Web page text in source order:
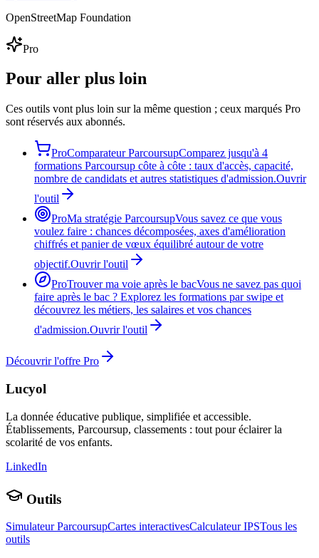
OpenStreetMap Foundation
Pro
Pour aller plus loin
Ces outils vont plus loin sur la même question ; ceux marqués Pro
sont réservés aux abonnés.
ProComparateur ParcoursupComparez jusqu'à 4
formations Parcoursup côte à côte : taux d'accès, capacité,
nombre de candidats et autres statistiques d'admission.Ouvrir
l'outil
ProMa stratégie ParcoursupVous savez ce que vous
voulez faire : chances décomposées, axes d'amélioration
chiffrés et panier de vœux équilibré autour de votre
objectif.Ouvrir l'outil
ProTrouver ma voie après le bacVous ne savez pas quoi
faire après le bac ? Explorez les formations par swipe et
découvrez les métiers, les salaires et vos chances
d'admission.Ouvrir l'outil
Découvrir l'offre Pro
Lucyol
La donnée éducative publique, simplifiée et accessible.
Établissements, Parcoursup, classements : tout pour éclairer la
scolarité de vos enfants.
LinkedIn
Outils
Simulateur ParcoursupCartes interactivesCalculateur IPSTous les
outils